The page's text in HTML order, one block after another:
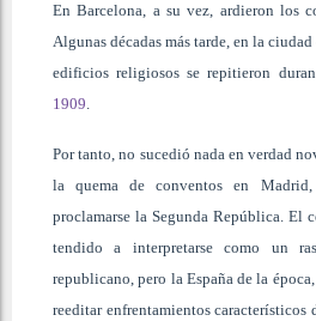
En Barcelona, a su vez, ardieron los
Algunas décadas más tarde, en la
edificios religiosos se repitieron
1909.
Por tanto, no sucedió nada en verdad
la quema de conventos en
proclamarse la Segunda República. El
tendido a interpretarse como un
republicano, pero la España de la
reeditar enfrentamientos característicos